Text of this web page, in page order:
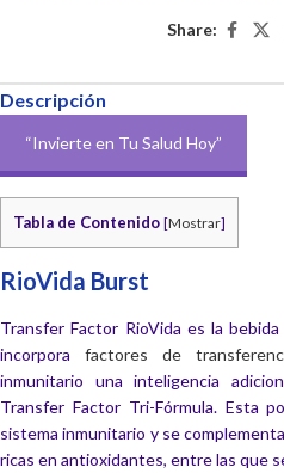
Share:
Descripción
“Invierte en Tu Salud Hoy”
Tabla de Contenido [Mostrar]
RioVida Burst
Transfer Factor RioVida es la
incorpora factores de
inmunitario una inteligencia
Transfer Factor Tri-Fórmula. Esta
sistema inmunitario y se
ricas en antioxidantes, entre las que